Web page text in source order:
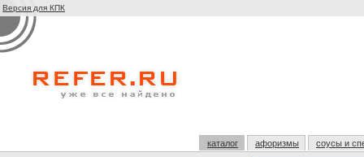
Версия для КПК
каталог афоризмы соусы и